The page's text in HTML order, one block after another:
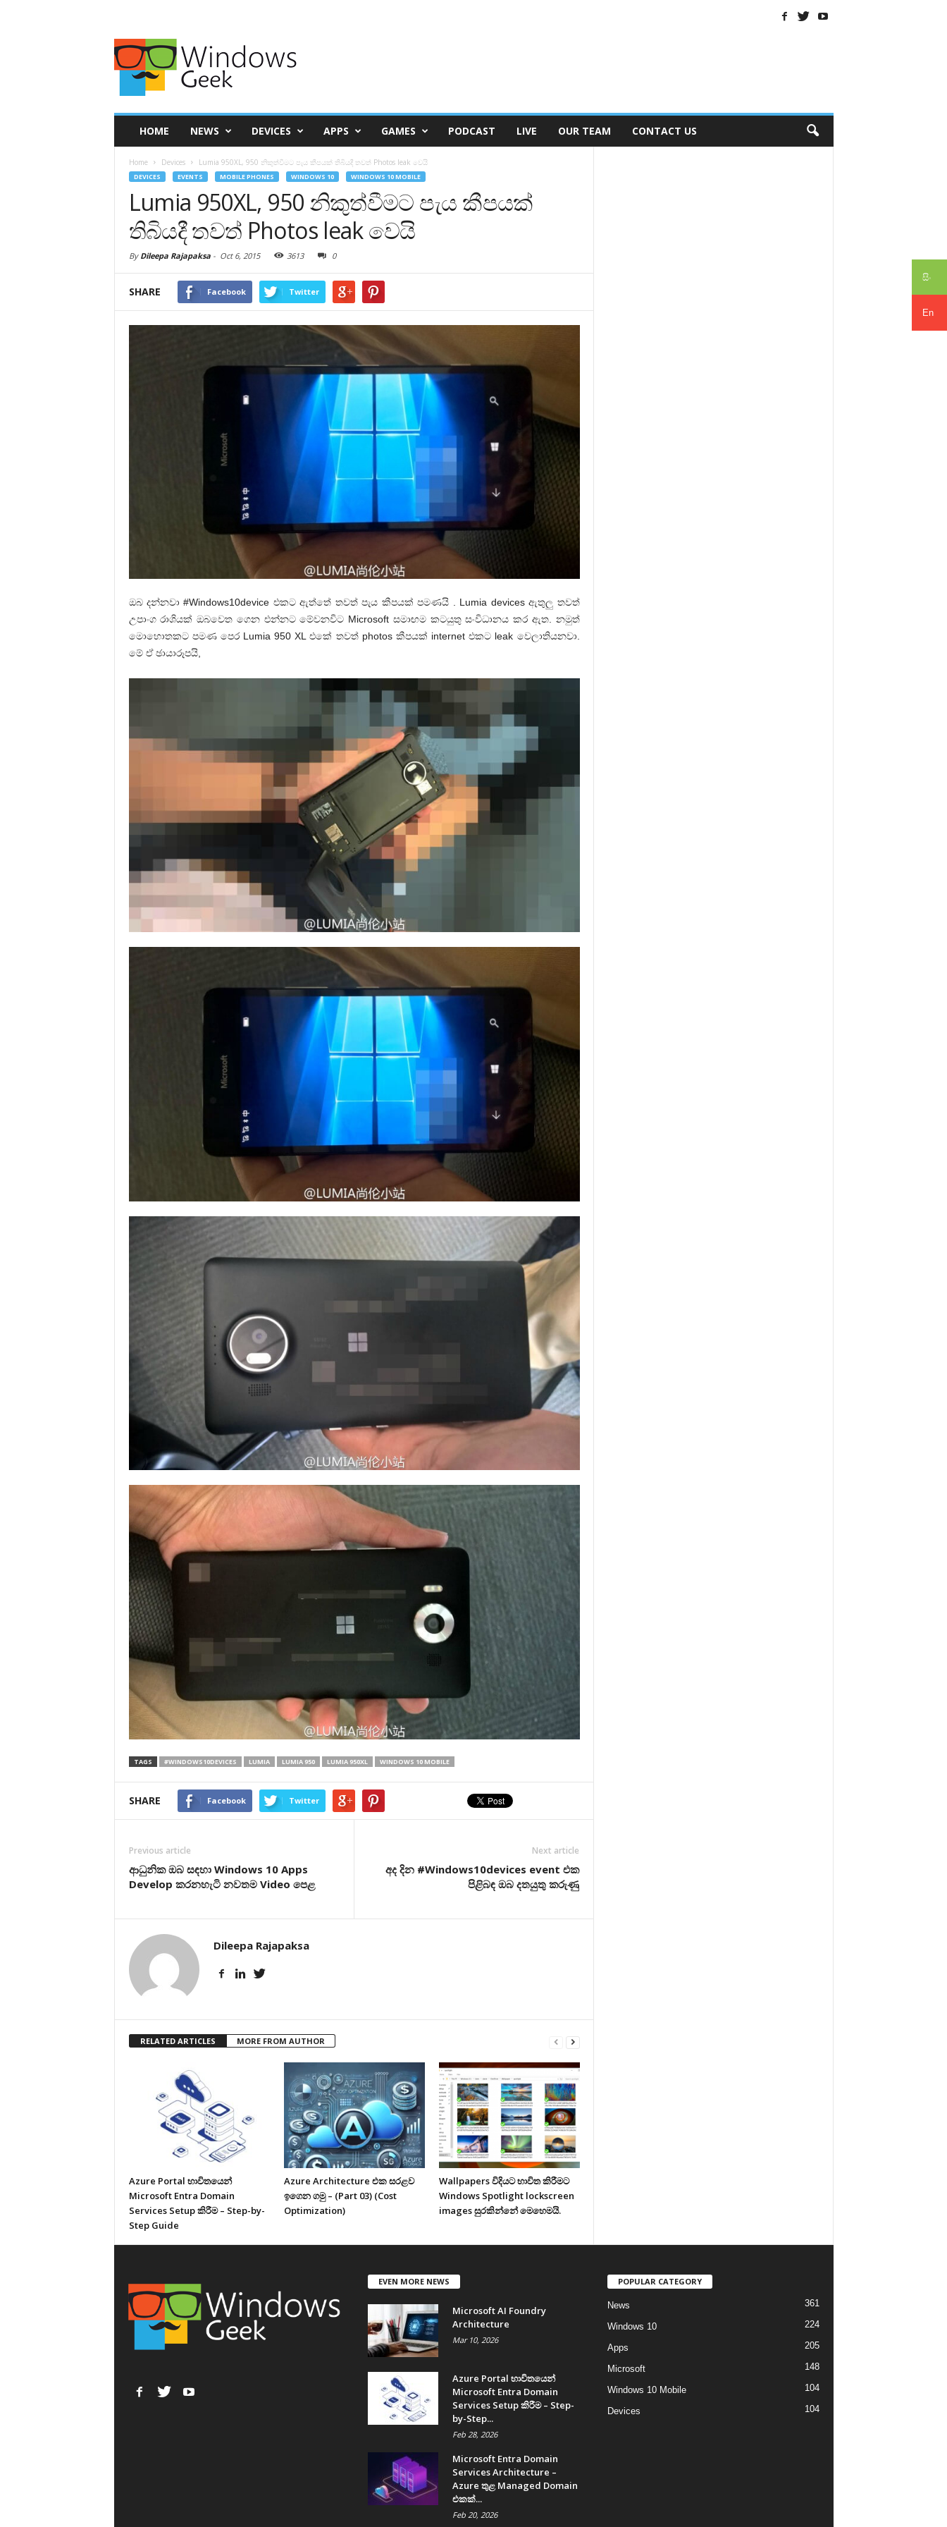
සිං
En
HOME NEWS DEVICES APPS GAMES PODCAST LIVE OUR TEAM CONTACT US
Home Devices Lumia 950XL, 950 නිකුත්වීමට පැය කීපයක් තිබියදී තවත් Photos leak වෙයි
DEVICES EVENTS MOBILE PHONES WINDOWS 10 WINDOWS 10 MOBILE
Lumia 950XL, 950 නිකුත්වීමට පැය කීපයක්
තිබියදී තවත් Photos leak වෙයි
By Dileepa Rajapaksa- Oct 6, 2015 3613 0
SHARE Facebook Twitter
ඔබ දන්නවා #Windows10device එකට ඇත්තේ තවත් පැය කීපයක් පමණයි . Lumia devices ඇතුලු තවත්
උපාංග රාශියක් ඔබවෙත ගෙන එන්නට මේවනවිට Microsoft සමාඟම කටයුතු සංවිධානය කර ඇත. නමුත්
මොහොතකට පමණ පෙර Lumia 950 XL එකේ තවත් photos කීපයක් internet එකට leak වෙලාතියනවා.
මේ ඒ ඡායාරූපයි,
TAGS #WINDOWS10DEVICES LUMIA LUMIA 950 LUMIA 950XL WINDOWS 10 MOBILE
SHARE Facebook Twitter
Previous article
ආධුනික ඔබ සඳහා Windows 10 Apps
Develop කරනහැටි නවතම Video පෙළ
Next article
අද දින #Windows10devices event එක
පිළිබඳ ඔබ දතයුතු කරුණු
Dileepa Rajapaksa
RELATED ARTICLES MORE FROM AUTHOR
Azure Portal භාවිතයෙන්
Microsoft Entra Domain
Services Setup කිරීම – Step-by-
Step Guide
Azure Architecture එක සරළව
ඉගෙන ගමු – (Part 03) (Cost
Optimization)
Wallpapers විදියට භාවිත කිරීමට
Windows Spotlight lockscreen
images සුරකින්නේ මෙහෙමයි.
EVEN MORE NEWS
Microsoft AI Foundry
Architecture
Mar 10, 2026
Azure Portal භාවිතයෙන්
Microsoft Entra Domain
Services Setup කිරීම – Step-
by-Step...
Feb 28, 2026
Microsoft Entra Domain
Services Architecture –
Azure තුළ Managed Domain
එකක්...
Feb 20, 2026
POPULAR CATEGORY
News 361
Windows 10 224
Apps 205
Microsoft 148
Windows 10 Mobile 104
Devices 104